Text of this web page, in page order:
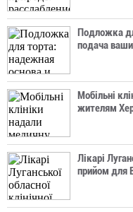
Подложка
подача
Мобільні
жителям
Лікарі
прийом для